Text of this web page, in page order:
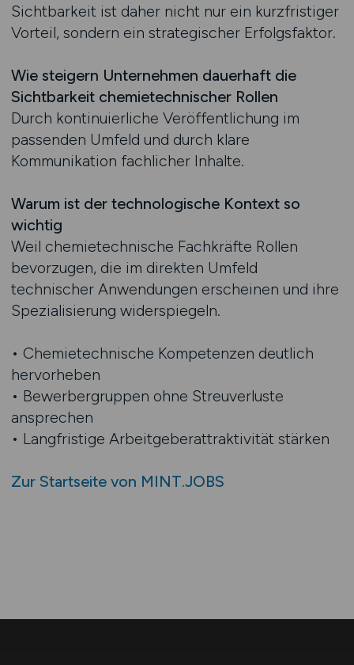
Sichtbarkeit ist daher nicht nur ein kurzfristiger
Vorteil, sondern ein strategischer Erfolgsfaktor.
Wie steigern Unternehmen dauerhaft die
Sichtbarkeit chemietechnischer Rollen
Durch kontinuierliche Veröffentlichung im
passenden Umfeld und durch klare
Kommunikation fachlicher Inhalte.
Warum ist der technologische Kontext so
wichtig
Weil chemietechnische Fachkräfte Rollen
bevorzugen, die im direkten Umfeld
technischer Anwendungen erscheinen und ihre
Spezialisierung widerspiegeln.
• Chemietechnische Kompetenzen deutlich
hervorheben
• Bewerbergruppen ohne Streuverluste
ansprechen
• Langfristige Arbeitgeberattraktivität stärken
Zur Startseite von MINT.JOBS